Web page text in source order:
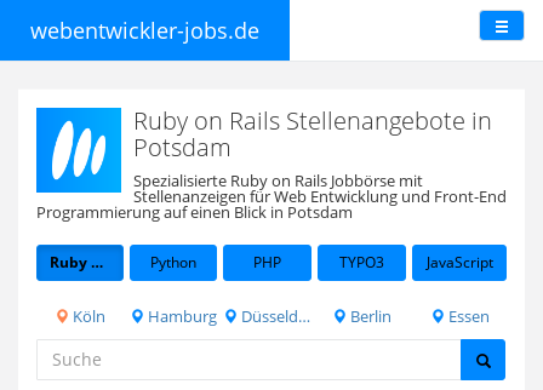
webentwickler-jobs.de
Ruby on Rails Stellenangebote in
Potsdam
Spezialisierte Ruby on Rails Jobbörse mit
Stellenanzeigen für Web Entwicklung und Front-End
Programmierung auf einen Blick in Potsdam
Ruby on Rails Python PHP TYPO3 JavaScript
Köln Hamburg Düsseldorf Berlin Essen